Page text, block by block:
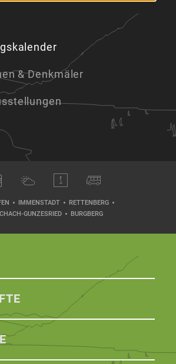
& Denkmäler
IMMENSTADT
RETTENBERG
GUNZESRIED
BURGBERG